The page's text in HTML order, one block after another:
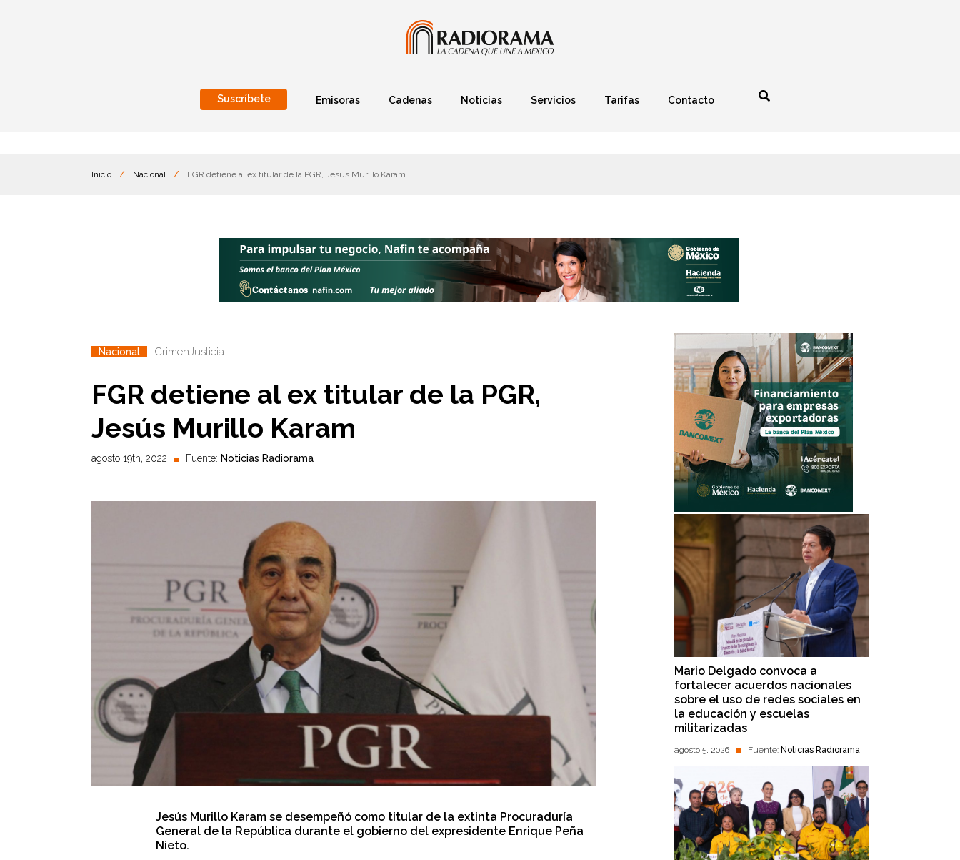
Suscríbete Emisoras Cadenas Noticias Servicios Tarifas Contacto
Inicio / Nacional / FGR detiene al ex titular de la PGR, Jesús Murillo Karam
Nacional CrimenJusticia
FGR detiene al ex titular de la PGR,
Jesús Murillo Karam
agosto 19th, 2022 Fuente: Noticias Radiorama
Jesús Murillo Karam se desempeñó como titular de la extinta Procuraduría
General de la República durante el gobierno del expresidente Enrique Peña
Nieto.
Mario Delgado convoca a
fortalecer acuerdos nacionales
sobre el uso de redes sociales en
la educación y escuelas
militarizadas
agosto 5, 2026 Fuente: Noticias Radiorama